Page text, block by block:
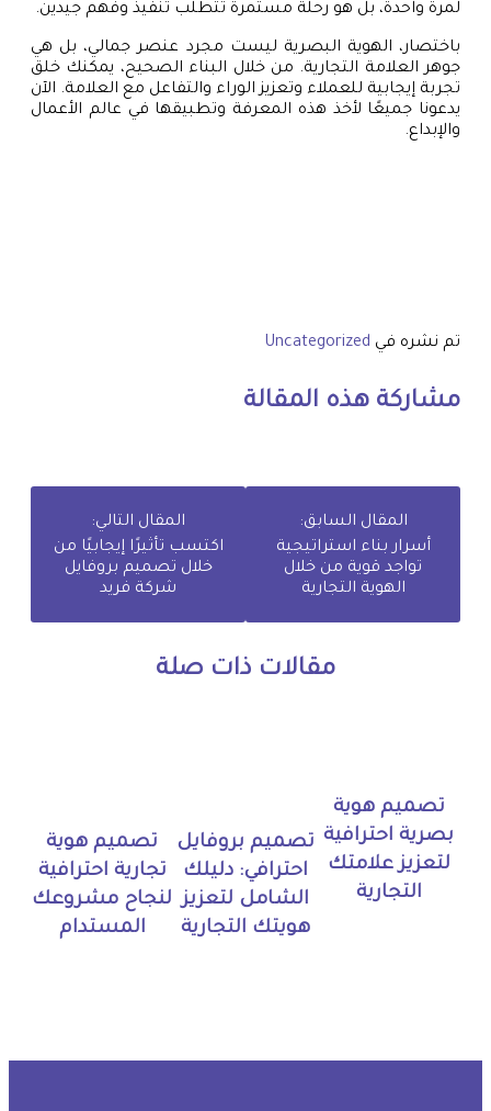
لمرة واحدة، بل هو رحلة مستمرة تتطلب تنفيذ وفهم جيدين.
باختصار، الهوية البصرية ليست مجرد عنصر جمالي، بل هي
جوهر العلامة التجارية. من خلال البناء الصحيح، يمكنك خلق
تجربة إيجابية للعملاء وتعزيز الوراء والتفاعل مع العلامة. الآن
يدعونا جميعًا لأخذ هذه المعرفة وتطبيقها في عالم الأعمال
والإبداع.
تم نشره في Uncategorized
مشاركة هذه المقالة
المقال السابق:
أسرار بناء استراتيجية
تواجد قوية من خلال
الهوية التجارية
المقال التالي:
اكتسب تأثيرًا إيجابيًا من
خلال تصميم بروفايل
شركة فريد
مقالات ذات صلة
تصميم هوية
بصرية احترافية
لتعزيز علامتك
التجارية
تصميم بروفايل
احترافي: دليلك
الشامل لتعزيز
هويتك التجارية
تصميم هوية
تجارية احترافية
لنجاح مشروعك
المستدام